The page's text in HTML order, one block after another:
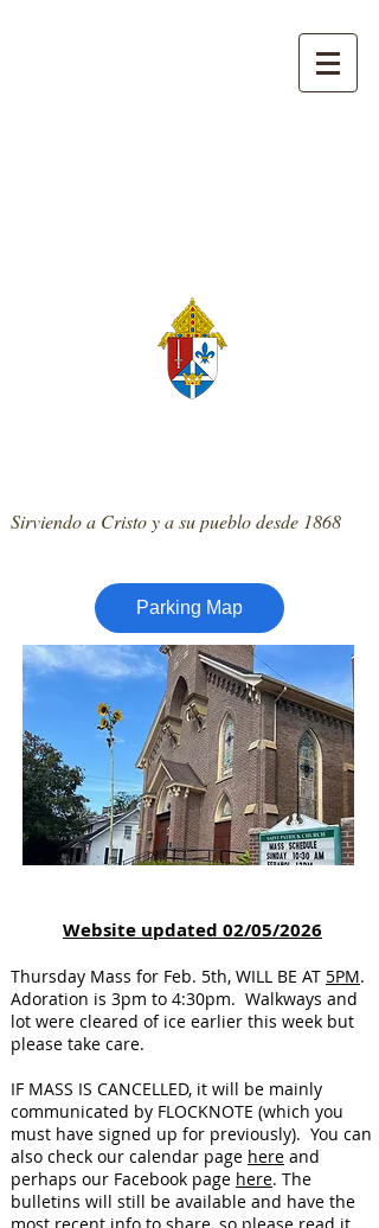
Sirviendo a Cristo y a su pueblo desde 1868
Parking Map
Website updated 02/05/2026
Thursday Mass for Feb. 5th, WILL BE AT 5PM.
Adoration is 3pm to 4:30pm. Walkways and
lot were cleared of ice earlier this week but
please take care.
IF MASS IS CANCELLED, it will be mainly
communicated by FLOCKNOTE (which you
must have signed up for previously). You can
also check our calendar page here and
perhaps our Facebook page here. The
bulletins will still be available and have the